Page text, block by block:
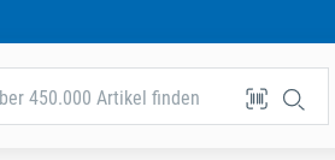
450.000 Artikel finden